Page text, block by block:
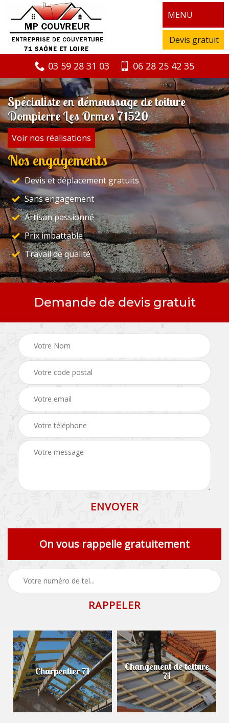
MENU
Devis gratuit
03 59 28 31 03 06 28 25 42 35
Spécialiste en démoussage de toiture
Dompierre Les Ormes 71520
Voir nos réalisations
Nos engagements
Devis et déplacement gratuits
Sans engagement
Artisan passionné
Prix imbattable
Travail de qualité
Demande de devis gratuit
On vous rappelle gratuitement
Charpentier 71 Changement de toiture
71